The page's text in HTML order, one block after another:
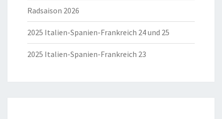
Radsaison 2026
2025 Italien-Spanien-Frankreich 24 und 25
2025 Italien-Spanien-Frankreich 23